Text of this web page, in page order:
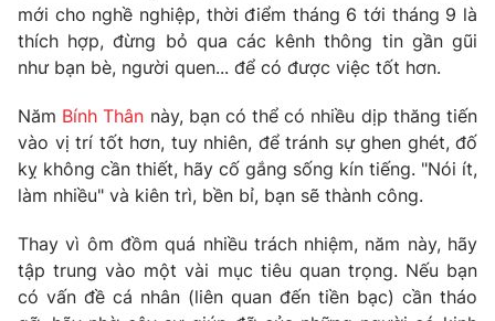
mới cho nghề nghiệp, thời điểm tháng 6 tới tháng 9 là
thích hợp, đừng bỏ qua các kênh thông tin gần gũi
như bạn bè, người quen... để có được việc tốt hơn.
Năm Bính Thân này, bạn có thể có nhiều dịp thăng tiến
vào vị trí tốt hơn, tuy nhiên, để tránh sự ghen ghét, đố
kỵ không cần thiết, hãy cố gắng sống kín tiếng. "Nói ít,
làm nhiều" và kiên trì, bền bỉ, bạn sẽ thành công.
Thay vì ôm đồm quá nhiều trách nhiệm, năm này, hãy
tập trung vào một vài mục tiêu quan trọng. Nếu bạn
có vấn đề cá nhân (liên quan đến tiền bạc) cần tháo